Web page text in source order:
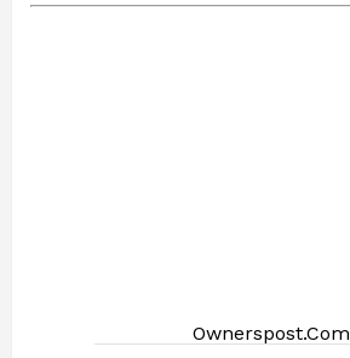
Ownerspost.Com